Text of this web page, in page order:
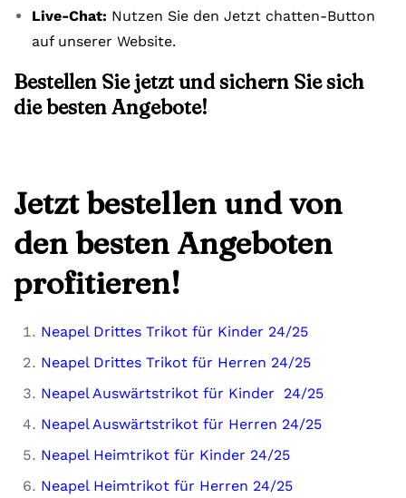
Live-Chat: Nutzen Sie den Jetzt chatten-Button
auf unserer Website.
Bestellen Sie jetzt und sichern Sie sich
die besten Angebote!
Jetzt bestellen und von
den besten Angeboten
profitieren!
Neapel Drittes Trikot für Kinder 24/25
Neapel Drittes Trikot für Herren 24/25
Neapel Auswärtstrikot für Kinder 24/25
Neapel Auswärtstrikot für Herren 24/25
Neapel Heimtrikot für Kinder 24/25
Neapel Heimtrikot für Herren 24/25